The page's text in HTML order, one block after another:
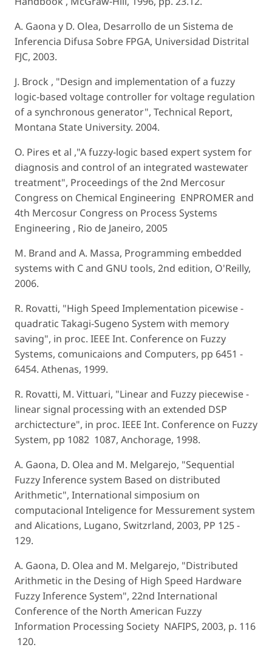
A. Gaona y D. Olea, Desarrollo de un Sistema de
Inferencia Difusa Sobre FPGA, Universidad Distrital
FJC, 2003.
J. Brock , "Design and implementation of a fuzzy
logic-based voltage controller for voltage regulation
of a synchronous generator", Technical Report,
Montana State University. 2004.
O. Pires et al ,"A fuzzy-logic based expert system for
diagnosis and control of an integrated wastewater
treatment", Proceedings of the 2nd Mercosur
Congress on Chemical Engineering ­ ENPROMER and
4th Mercosur Congress on Process Systems
Engineering , Rio de Janeiro, 2005
M. Brand and A. Massa, Programming embedded
systems with C and GNU tools, 2nd edition, O'Reilly,
2006.
R. Rovatti, "High Speed Implementation picewise ­
quadratic Takagi-Sugeno System with memory
saving", in proc. IEEE Int. Conference on Fuzzy
Systems, comunicaions and Computers, pp 6451 ­
6454. Athenas, 1999.
R. Rovatti, M. Vittuari, "Linear and Fuzzy piecewise ­
linear signal processing with an extended DSP
archictecture", in proc. IEEE Int. Conference on Fuzzy
System, pp 1082 ­ 1087, Anchorage, 1998.
A. Gaona, D. Olea and M. Melgarejo, "Sequential
Fuzzy Inference system Based on distributed
Arithmetic", International simposium on
computacional Inteligence for Messurement system
and Alications, Lugano, Switzrland, 2003, PP 125 ­
129.
A. Gaona, D. Olea and M. Melgarejo, "Distributed
Arithmetic in the Desing of High Speed Hardware
Fuzzy Inference System", 22nd International
Conference of the North American Fuzzy
Information Processing Society ­ NAFIPS, 2003, p. 116
­ 120.